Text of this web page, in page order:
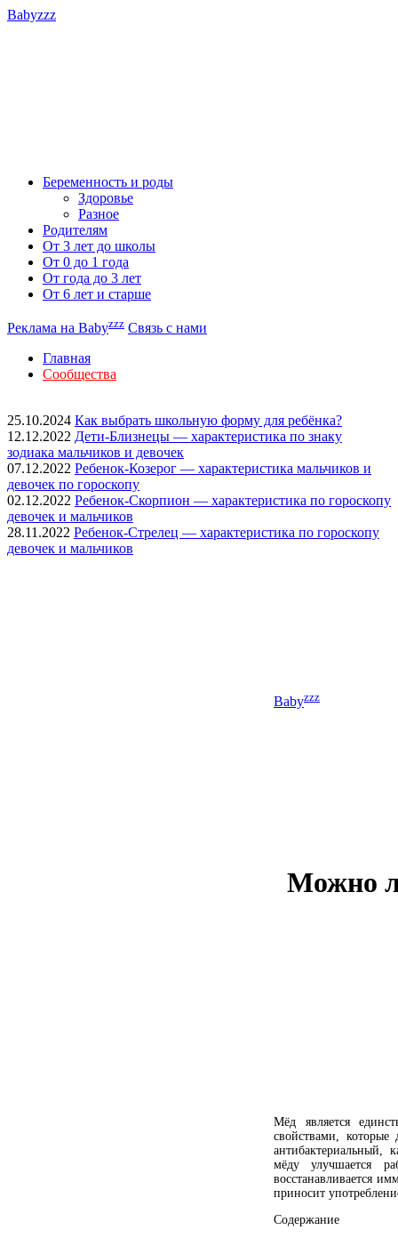
Babyzzz
Беременность и роды
Здоровье
Разное
Родителям
От 3 лет до школы
От 0 до 1 года
От года до 3 лет
От 6 лет и старше
Реклама на Babyzzz Связь с нами
Главная
Сообщества
25.10.2024 Как выбрать школьную форму для ребёнка?
12.12.2022 Дети-Близнецы — характеристика по знаку
зодиака мальчиков и девочек
07.12.2022 Ребенок-Козерог — характеристика мальчиков и
девочек по гороскопу
02.12.2022 Ребенок-Скорпион — характеристика по гороскопу
девочек и мальчиков
28.11.2022 Ребенок-Стрелец — характеристика по гороскопу
девочек и мальчиков
Babyzzz
Можно
Мёд является
свойствами,
антибактериальный,
мёду улучшается
восстанавливается
приносит
Содержание